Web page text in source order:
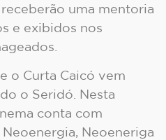
uma mentoria
e exibidos nos
o Curta Caicó vem
o Seridó. Nesta
conta com
Neoeneriga